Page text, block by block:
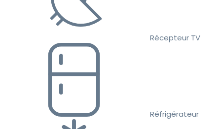
Récepteur TV
Réfrigérateur